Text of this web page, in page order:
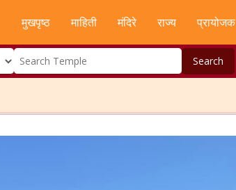
मुखपृष्ठ माहिती मंदिरे राज्य प्रायोजक
Search